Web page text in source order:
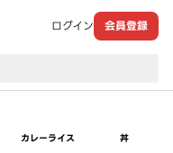
ログイン 会員登録
カレーライス 丼